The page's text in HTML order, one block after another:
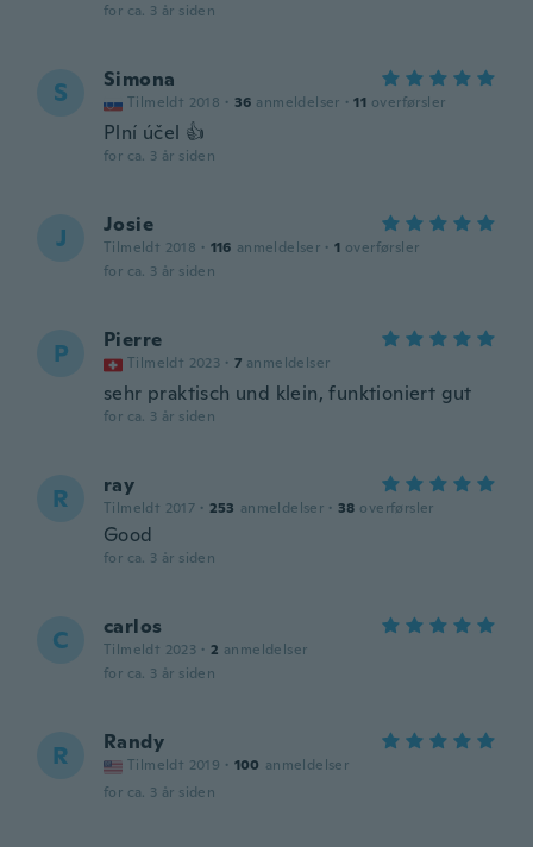
for ca. 3 år siden
S Simona
Tilmeldt 2018 · 36 anmeldelser · 11 overførsler
Plní účel 👍
for ca. 3 år siden
J Josie
Tilmeldt 2018 · 116 anmeldelser · 1 overførsler
for ca. 3 år siden
P Pierre
Tilmeldt 2023 · 7 anmeldelser
sehr praktisch und klein, funktioniert gut
for ca. 3 år siden
R ray
Tilmeldt 2017 · 253 anmeldelser · 38 overførsler
Good
for ca. 3 år siden
C carlos
Tilmeldt 2023 · 2 anmeldelser
for ca. 3 år siden
R Randy
Tilmeldt 2019 · 100 anmeldelser
for ca. 3 år siden